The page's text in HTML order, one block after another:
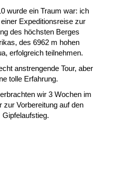
wurde ein Traum war: ich
Expeditionsreise zur
des höchsten Berges
des 6962 m hohen
erfolgreich teilnehmen.
anstrengende Tour, aber
tolle Erfahrung.
wir 3 Wochen im
zur Vorbereitung auf den
Gipfelaufstieg.